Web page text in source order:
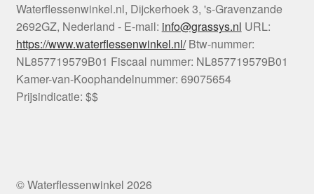
Waterflessenwinkel.nl, Dijckerhoek 3, 's-Gravenzande
2692GZ, Nederland - E-mail: info@grassys.nl URL:
https://www.waterflessenwinkel.nl/ Btw-nummer:
NL857719579B01 Fiscaal nummer: NL857719579B01
Kamer-van-Koophandelnummer: 69075654
Prijsindicatie: $$
© Waterflessenwinkel 2026